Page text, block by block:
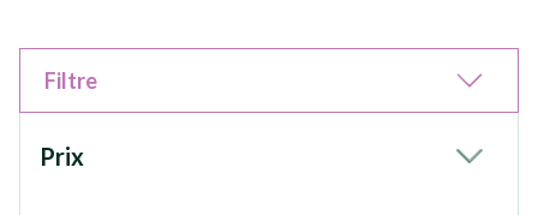
Filtre
Prix